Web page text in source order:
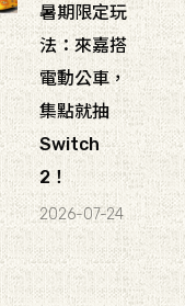
暑期限定玩
法：來嘉搭
電動公車，
集點就抽
Switch
2！
2026-07-24